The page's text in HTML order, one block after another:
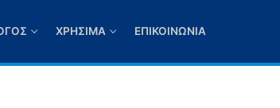
ΧΡΉΣΙΜΑ ΕΠΙΚΟΙΝΩΝΊΑ